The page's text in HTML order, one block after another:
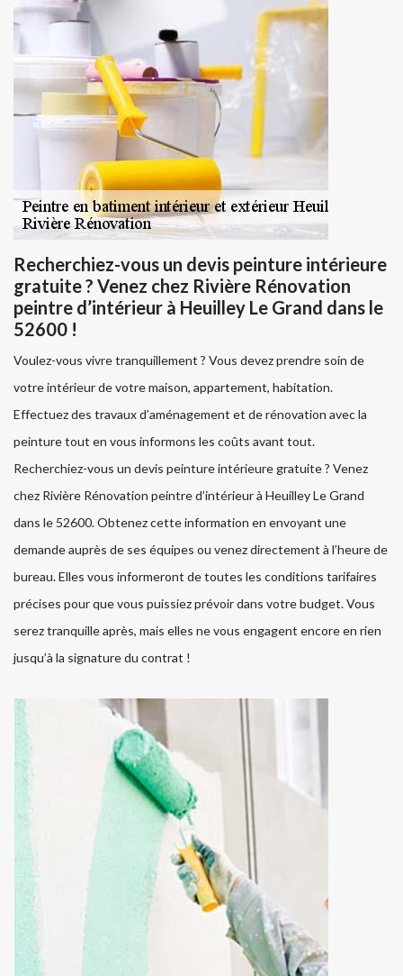
Recherchiez-vous un devis peinture intérieure
gratuite ? Venez chez Rivière Rénovation
peintre d’intérieur à Heuilley Le Grand dans le
52600 !
Voulez-vous vivre tranquillement ? Vous devez prendre soin de
votre intérieur de votre maison, appartement, habitation.
Effectuez des travaux d’aménagement et de rénovation avec la
peinture tout en vous informons les coûts avant tout.
Recherchiez-vous un devis peinture intérieure gratuite ? Venez
chez Rivière Rénovation peintre d’intérieur à Heuilley Le Grand
dans le 52600. Obtenez cette information en envoyant une
demande auprès de ses équipes ou venez directement à l’heure de
bureau. Elles vous informeront de toutes les conditions tarifaires
précises pour que vous puissiez prévoir dans votre budget. Vous
serez tranquille après, mais elles ne vous engagent encore en rien
jusqu’à la signature du contrat !